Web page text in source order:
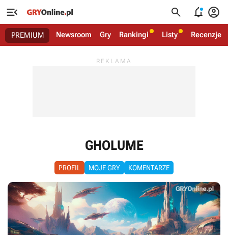
   
PREMIUM Newsroom Gry Rankingi Listy Recenzje
GHOLUME
PROFIL MOJE GRY KOMENTARZE